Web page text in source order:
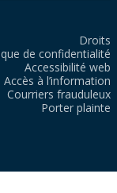
Droits
de confidentialité
Accessibilité web
Accès à l’information
Courriers frauduleux
Porter plainte